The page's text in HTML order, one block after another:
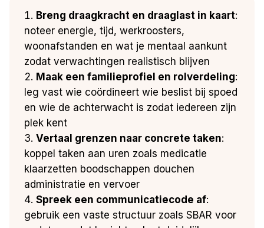
Breng draagkracht en draaglast in kaart:
noteer energie, tijd, werkroosters,
woonafstanden en wat je mentaal aankunt
zodat verwachtingen realistisch blijven
Maak een familieprofiel en rolverdeling:
leg vast wie coördineert wie beslist bij spoed
en wie de achterwacht is zodat iedereen zijn
plek kent
Vertaal grenzen naar concrete taken:
koppel taken aan uren zoals medicatie
klaarzetten boodschappen douchen
administratie en vervoer
Spreek een communicatiecode af:
gebruik een vaste structuur zoals SBAR voor